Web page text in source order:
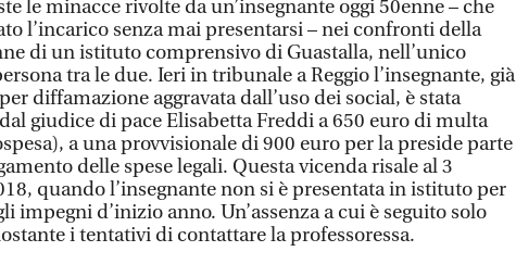
le minacce rivolte da un’insegnante oggi 50enne – che
l’incarico senza mai presentarsi – nei confronti della
di un istituto comprensivo di Guastalla, nell’unico
tra le due. Ieri in tribunale a Reggio l’insegnante, già
diffamazione aggravata dall’uso dei social, è stata
giudice di pace Elisabetta Freddi a 650 euro di multa
a una provvisionale di 900 euro per la preside parte
delle spese legali. Questa vicenda risale al 3
quando l’insegnante non si è presentata in istituto per
impegni d’inizio anno. Un’assenza a cui è seguito solo
i tentativi di contattare la professoressa.